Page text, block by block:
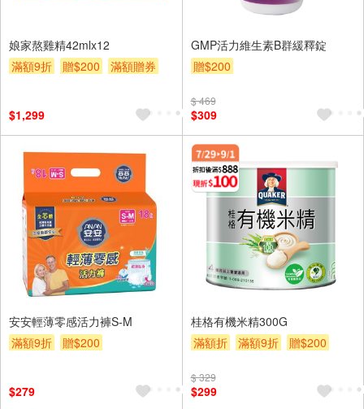
娘家熬雞精42mlx12
滿額9折
贈$200 滿額贈券
$1,299
GMP活力維生素B群緩釋錠
贈$200
$ 469
$309
安安輕薄零感活力褲S-M
滿額9折
贈$200
$279
桂格有機米精300G
滿額折
滿額9折 贈$200
$ 329
$299